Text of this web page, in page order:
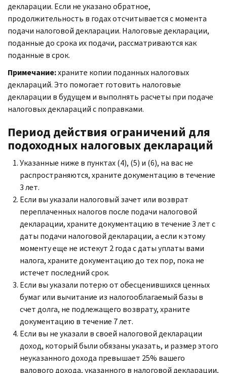
декларации. Если не указано обратное,
продолжительность в годах отсчитывается с момента
подачи налоговой декларации. Налоговые декларации,
поданные до срока их подачи, рассматриваются как
поданные в срок.
Примечание:храните копии поданных налоговых
деклараций. Это помогает готовить налоговые
декларации в будущем и выполнять расчеты при подаче
налоговых деклараций с поправками.
Период действия ограничений для
подоходных налоговых деклараций
Указанные ниже в пунктах (4), (5) и (6), на вас не
распространяются, храните документацию в течение
3 лет.
Если вы указали налоговый зачет или возврат
переплаченных налогов после подачи налоговой
декларации, храните документацию в течение 3 лет с
даты подачи налоговой декларации, а если к этому
моменту еще не истекут 2 года с даты уплаты вами
налога, храните документацию до тех пор, пока не
истечет последний срок.
Если вы указали потерю от обесценившихся ценных
бумаг или вычитание из налогооблагаемый базы в
счет долга, не подлежащего возврату, храните
документацию в течение 7 лет.
Если вы не указали в своей налоговой декларации
доход, который были обязаны указать, и размер этого
неуказанного дохода превышает 25% вашего
валового дохода, указанного в налоговой декларации,